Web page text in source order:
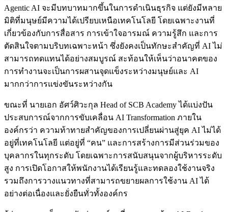
Agentic AI จะมีบทบาทมากขึ้นในการดำเนินธุรกิจ แต่ยังมีหลาย
มิติที่มนุษย์มีความได้เปรียบเหนือเทคโนโลยี โดยเฉพาะงานที่
เกี่ยวข้องกับการสื่อสาร การเข้าใจอารมณ์ ความรู้สึก และการ
ตัดสินใจตามบริบทเฉพาะหน้า ซึ่งยังคงเป็นทักษะสำคัญที่ AI ไม่
สามารถทดแทนได้อย่างสมบูรณ์ สะท้อนให้เห็นว่าอนาคตของ
การทำงานจะเป็นการผสานจุดแข็งระหว่างมนุษย์และ AI
มากกว่าการแข่งขันระหว่างกัน
ขณะที่ นายเอก อัศว์ศิวะกุล Head of SCB Academy ได้แบ่งปัน
ประสบการณ์จากการขับเคลื่อน AI Transformation ภายใน
องค์กรว่า ความท้าทายสำคัญของการเปลี่ยนผ่านสู่ยุค AI ไม่ได้
อยู่ที่เทคโนโลยี แต่อยู่ที่ “คน” และการสร้างการมีส่วนร่วมของ
บุคลากรในทุกระดับ โดยเฉพาะการสนับสนุนจากผู้บริหารระดับ
สูง การเปิดโอกาสให้พนักงานได้เรียนรู้และทดลองใช้งานจริง
รวมถึงการวางแนวทางที่สามารถขยายผลการใช้งาน AI ได้
อย่างต่อเนื่องและยั่งยืนทั่วทั้งองค์กร